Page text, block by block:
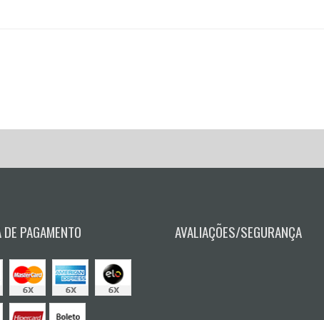
PAGAMENTO AVALIAÇÕES/SEGURANÇA